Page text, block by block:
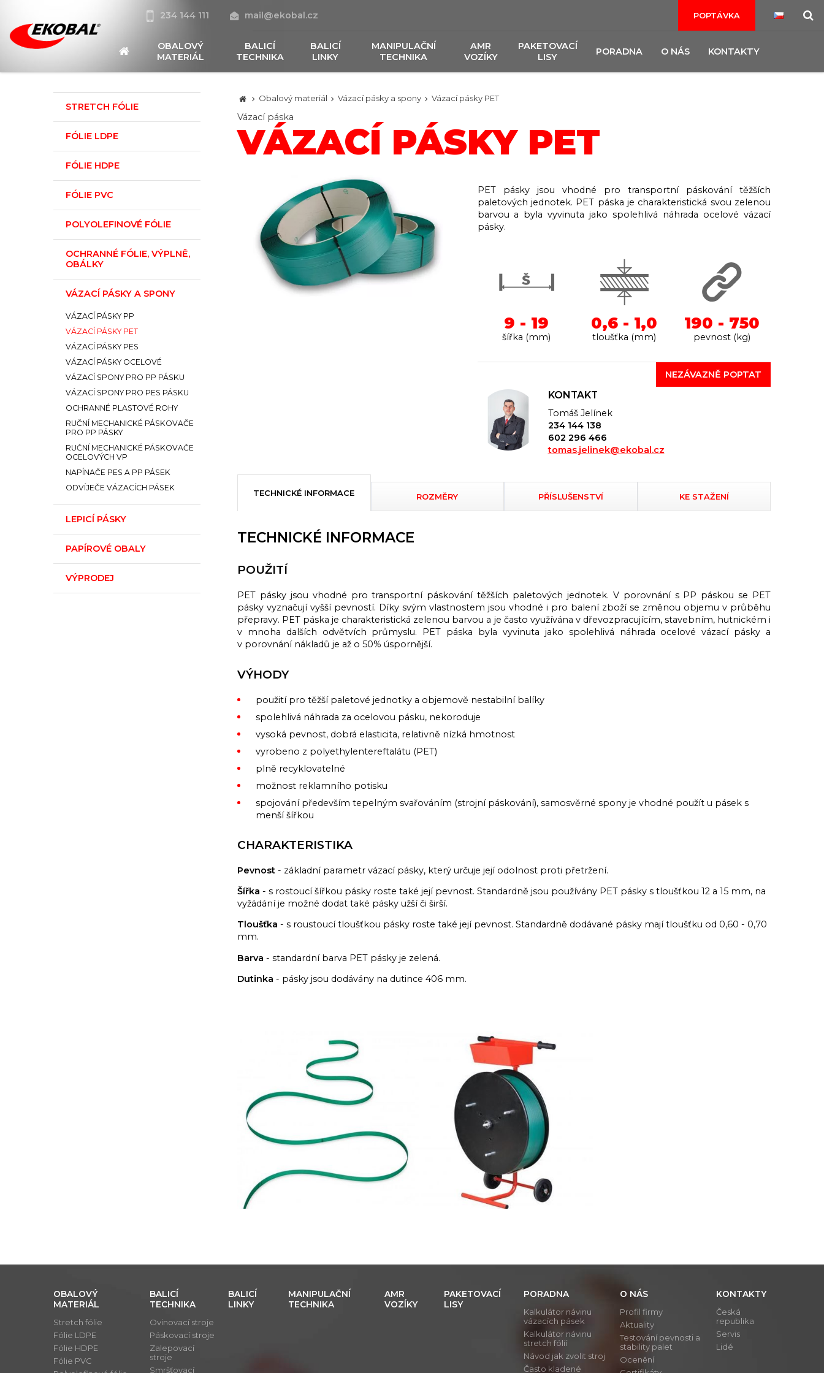
234 144 111 mail@ekobal.cz POPTÁVKA
OBALOVÝ
MATERIÁL
BALICÍ
TECHNIKA
BALICÍ
LINKY
MANIPULAČNÍ
TECHNIKA
AMR
VOZÍKY
PAKETOVACÍ
LISY
PORADNA O NÁS KONTAKTY
Obalový materiál Vázací pásky a spony Vázací pásky PET
Vázací páska
VÁZACÍ PÁSKY PET
PET pásky jsou vhodné pro transportní páskování těžších
paletových jednotek. PET páska je charakteristická svou zelenou
barvou a byla vyvinuta jako spolehlivá náhrada ocelové vázací
pásky.
9 - 19
šířka (mm)
0,6 - 1,0
tloušťka (mm)
190 - 750
pevnost (kg)
NEZÁVAZNĚ POPTAT
KONTAKT
Tomáš Jelínek
234 144 138
602 296 466
tomas.jelinek@ekobal.cz
TECHNICKÉ INFORMACE ROZMĚRY PŘÍSLUŠENSTVÍ KE STAŽENÍ
TECHNICKÉ INFORMACE
POUŽITÍ
PET pásky jsou vhodné pro transportní páskování těžších paletových jednotek. V porovnání s PP páskou se PET
pásky vyznačují vyšší pevností. Díky svým vlastnostem jsou vhodné i pro balení zboží se změnou objemu v průběhu
přepravy. PET páska je charakteristická zelenou barvou a je často využívána v dřevozpracujícím, stavebním, hutnickém i
v mnoha dalších odvětvích průmyslu. PET páska byla vyvinuta jako spolehlivá náhrada ocelové vázací pásky a
v porovnání nákladů je až o 50% úspornější.
VÝHODY
použití pro těžší paletové jednotky a objemově nestabilní balíky
spolehlivá náhrada za ocelovou pásku, nekoroduje
vysoká pevnost, dobrá elasticita, relativně nízká hmotnost
vyrobeno z polyethylentereftalátu (PET)
plně recyklovatelné
možnost reklamního potisku
spojování především tepelným svařováním (strojní páskování), samosvěrné spony je vhodné použít u pásek s
menší šířkou
CHARAKTERISTIKA
Pevnost - základní parametr vázací pásky, který určuje její odolnost proti přetržení.
Šířka - s rostoucí šířkou pásky roste také její pevnost. Standardně jsou používány PET pásky s tloušťkou 12 a 15 mm, na
vyžádání je možné dodat také pásky užší či širší.
Tloušťka - s roustoucí tloušťkou pásky roste také její pevnost. Standardně dodávané pásky mají tloušťku od 0,60 - 0,70
mm.
Barva - standardní barva PET pásky je zelená.
Dutinka - pásky jsou dodávány na dutince 406 mm.
STRETCH FÓLIE
FÓLIE LDPE
FÓLIE HDPE
FÓLIE PVC
POLYOLEFINOVÉ FÓLIE
OCHRANNÉ FÓLIE, VÝPLNĚ,
OBÁLKY
VÁZACÍ PÁSKY A SPONY
VÁZACÍ PÁSKY PP
VÁZACÍ PÁSKY PET
VÁZACÍ PÁSKY PES
VÁZACÍ PÁSKY OCELOVÉ
VÁZACÍ SPONY PRO PP PÁSKU
VÁZACÍ SPONY PRO PES PÁSKU
OCHRANNÉ PLASTOVÉ ROHY
RUČNÍ MECHANICKÉ PÁSKOVAČE
PRO PP PÁSKY
RUČNÍ MECHANICKÉ PÁSKOVAČE
OCELOVÝCH VP
NAPÍNAČE PES A PP PÁSEK
ODVÍJEČE VÁZACÍCH PÁSEK
LEPICÍ PÁSKY
PAPÍROVÉ OBALY
VÝPRODEJ
OBALOVÝ
MATERIÁL
Stretch fólie
Fólie LDPE
Fólie HDPE
Fólie PVC
BALICÍ
TECHNIKA
Ovinovací stroje
Páskovací stroje
Zalepovací
stroje
Smršťovací
BALICÍ
LINKY
MANIPULAČNÍ
TECHNIKA
AMR
VOZÍKY
PAKETOVACÍ
LISY
PORADNA
Kalkulátor návinu
vázacích pásek
Kalkulátor návinu
stretch fólií
Návod jak zvolit stroj
Často kladené
O NÁS
Profil firmy
Aktuality
Testování pevnosti a
stability palet
Ocenění
KONTAKTY
Česká
republika
Servis
Lidé